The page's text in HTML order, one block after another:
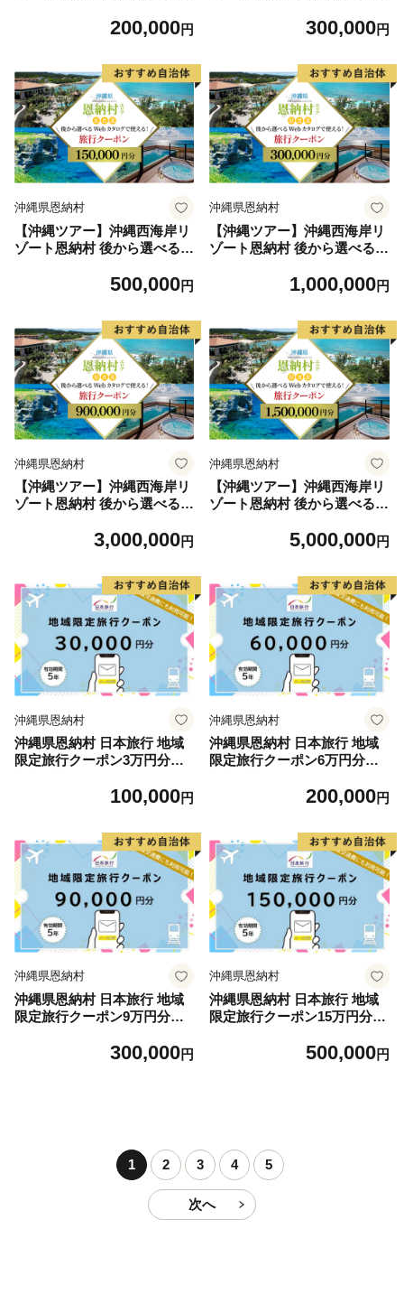
200,000円 300,000円
沖縄県恩納村
【沖縄ツアー】沖縄西海岸リ
ゾート恩納村 後から選べる旅
500,000円
沖縄県恩納村
【沖縄ツアー】沖縄西海岸リ
ゾート恩納村 後から選べる旅
1,000,000円
沖縄県恩納村
【沖縄ツアー】沖縄西海岸リ
ゾート恩納村 後から選べる旅
3,000,000円
沖縄県恩納村
【沖縄ツアー】沖縄西海岸リ
ゾート恩納村 後から選べる旅
5,000,000円
沖縄県恩納村
沖縄県恩納村 日本旅行 地域
限定旅行クーポン3万円分（E
100,000円
沖縄県恩納村
沖縄県恩納村 日本旅行 地域
限定旅行クーポン6万円分（E
200,000円
沖縄県恩納村
沖縄県恩納村 日本旅行 地域
限定旅行クーポン9万円分（E
300,000円
沖縄県恩納村
沖縄県恩納村 日本旅行 地域
限定旅行クーポン15万円分
500,000円
1 2 3 4 5
次へ